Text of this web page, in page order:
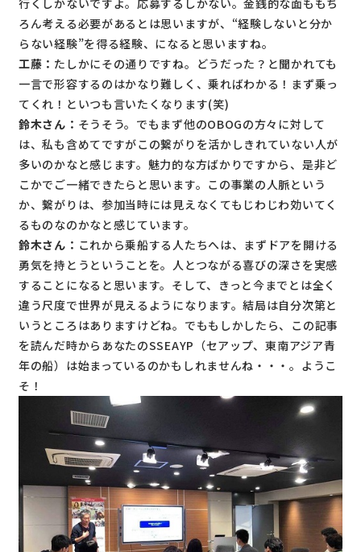
ろん考える必要があるとは思いますが、“経験しないと分か
らない経験”を得る経験、になると思いますね。
工藤： たしかにその通りですね。どうだった？と聞かれても
一言で形容するのはかなり難しく、乗ればわかる！まず乗っ
てくれ！といつも言いたくなります(笑)
鈴木さん： そうそう。でもまず他のOBOGの方々に対して
は、私も含めてですがこの繋がりを活かしきれていない人が
多いのかなと感じます。魅力的な方ばかりですから、是非ど
こかでご一緒できたらと思います。この事業の人脈という
か、繋がりは、参加当時には見えなくてもじわじわ効いてく
るものなのかなと感じています。
鈴木さん： これから乗船する人たちへは、まずドアを開ける
勇気を持とうということを。人とつながる喜びの深さを実感
することになると思います。そして、きっと今までとは全く
違う尺度で世界が見えるようになります。結局は自分次第と
いうところはありますけどね。でももしかしたら、この記事
を読んだ時からあなたのSSEAYP（セアップ、東南アジア青
年の船）は始まっているのかもしれませんね・・・。ようこ
そ！